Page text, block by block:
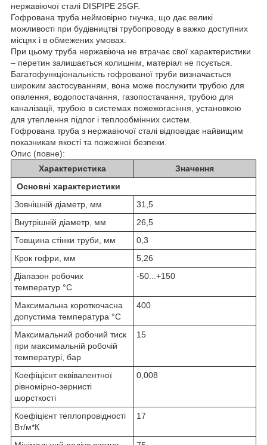
нержавіючої сталі DISPIPE 25GF.
Гофрована труба неймовірно гнучка, що дає великі
можливості при будівництві трубопроводу в важко доступних
місцях і в обмежених умовах.
При цьому труба нержавіюча не втрачає свої характеристики
– перетин залишається колишнім, матеріал не псується.
Багатофункціональність гофрованої труби визначається
широким застосуванням, вона може послужити трубою для
опалення, водопостачання, газопостачання, трубою для
каналізації, трубою в системах пожежогасіння, установкою
для утеплення підлог і теплообмінних систем.
Гофрована труба з нержавіючої сталі відповідає найвищим
показникам якості та пожежної безпеки.
Опис (повне):
Характеристика
Значення
Основні характеристики
Зовнішній діаметр, мм
31,5
Внутрішній діаметр, мм
26,5
Товщина стінки труби, мм
0,3
Крок гофри, мм
5,26
Діапазон робочих
температур °С
-50...+150
Максимальна короткочасна
допустима температура °С
400
Максимальний робочий тиск
при максимальній робочій
температурі, бар
15
Коефіцієнт еквівалентної
рівномірно-зернисті
шорсткості
0,008
Коефіцієнт теплопровідності
Вт/м*К
17